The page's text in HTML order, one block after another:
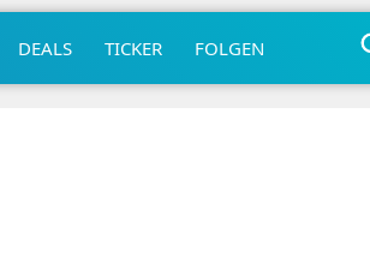
DEALS TICKER FOLGEN